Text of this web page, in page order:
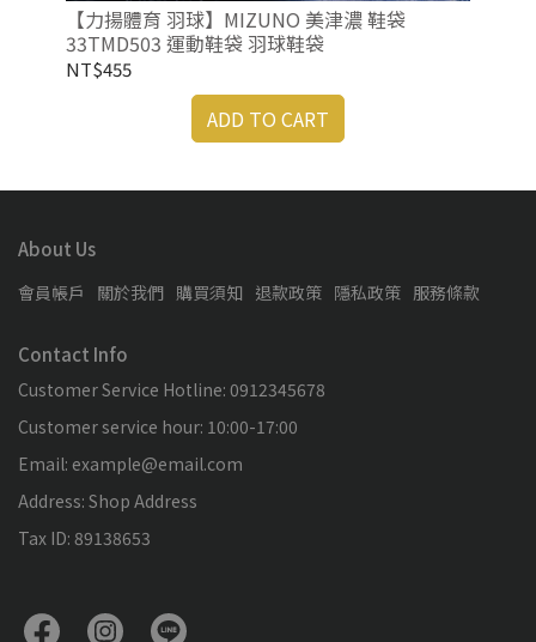
【力揚體育 羽球】MIZUNO 美津濃 鞋袋
33TMD503 運動鞋袋 羽球鞋袋
NT$455
ADD TO CART
About Us
會員帳戶 關於我們 購買須知 退款政策 隱私政策 服務條款
Contact Info
Customer Service Hotline: 0912345678
Customer service hour: 10:00-17:00
Email: example@email.com
Address: Shop Address
Tax ID: 89138653